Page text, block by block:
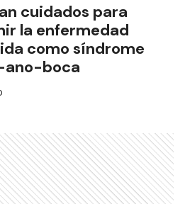
cuidados para
la enfermedad
como síndrome
ano-boca